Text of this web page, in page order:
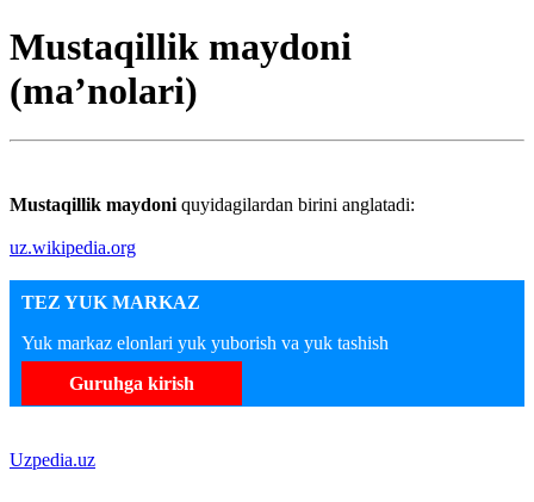
Mustaqillik maydoni
(maʼnolari)
Mustaqillik maydoni quyidagilardan birini anglatadi:
uz.wikipedia.org
TEZ YUK MARKAZ
Yuk markaz elonlari yuk yuborish va yuk tashish
Guruhga kirish
Uzpedia.uz